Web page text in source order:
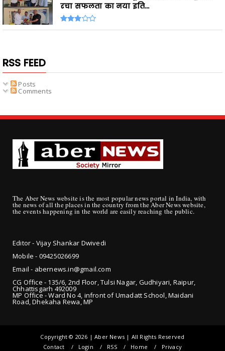
रचा सफलता का नया इति...
RSS FEED
Posts
Comments
The Aber News website is the most popular news portal in India, with
the news of all the places in the country from the Aber News website,
the events happening in the world are easily reaching the public.
Editor - Vijay Shankar Dwivedi
Mobile - 09425026699
Email - abernews.in@gmail.com
CG Office - 135/6, 2nd Floor, Tulsi Nagar, Gudhiyari, Raipur,
Chhattisgarh 492009
MP Office - Ward No 4, infront of Umadatt School, Maidani
Road, Dhekaha Rewa, MP
Copyright © 2026 | Aber News | All Rights Reserved
Contact
Login RSS Home Privacy